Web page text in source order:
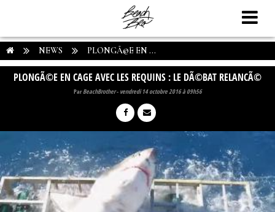
NEWS PLONGÃ©E EN ...
PLONGÃ©E EN CAGE AVEC LES REQUINS : LE DÃ©BAT RELANCÃ©
ParBeachBrother- vendredi 14 octobre 2016 à 09h56